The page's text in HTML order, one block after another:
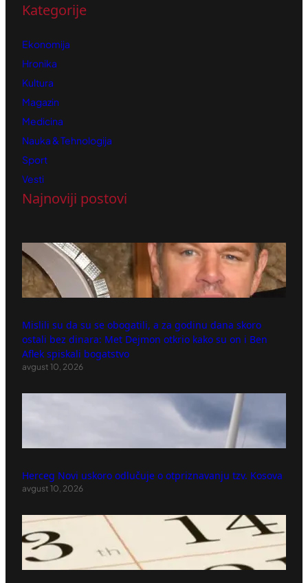
Kategorije
Ekonomija
Hronika
Kultura
Magazin
Medicina
Nauka & Tehnologija
Sport
Vesti
Najnoviji postovi
Mislili su da su se obogatili, a za godinu dana skoro
ostali bez dinara: Met Dejmon otkrio kako su on i Ben
Aflek spiskali bogatstvo
avgust 10, 2026
Herceg Novi uskoro odlučuje o otpriznavanju tzv. Kosova
avgust 10, 2026